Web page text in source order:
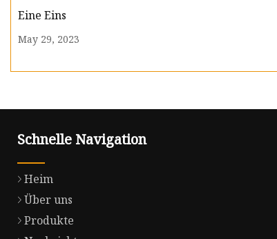
Eine Eins
May 29, 2023
Schnelle Navigation
Heim
Über uns
Produkte